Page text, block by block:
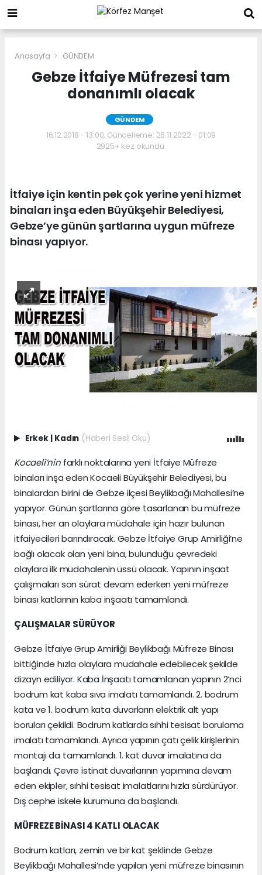
Anasayfa GÜNDEM
Gebze İtfaiye Müfrezesi tam
donanımlı olacak
GÜNDEM
16.12.2018 - 13:00, Güncelleme: 26.11.2022 - 01:09
2925+ kez okundu.
İtfaiye için kentin pek çok yerine yeni hizmet
binaları inşa eden Büyükşehir Belediyesi,
Gebze’ye günün şartlarına uygun müfreze
binası yapıyor.
Erkek | Kadın (Haberi Sesli Oku)
Kocaeli’ninfarklı noktalarına yeni İtfaiye Müfreze
binaları inşa eden Kocaeli Büyükşehir Belediyesi, bu
binalardan birini de Gebze ilçesi Beylikbağı Mahallesi’ne
yapıyor. Günün şartlarına göre tasarlanan bu müfreze
binası, her an olaylara müdahale için hazır bulunan
itfaiyecileri barındıracak. Gebze İtfaiye Grup Amirliği’ne
bağlı olacak olan yeni bina, bulunduğu çevredeki
olaylara ilk müdahalenin üssü olacak. Yapının inşaat
çalışmaları son sürat devam ederken yeni müfreze
binası katlarının kaba inşaatı tamamlandı.
ÇALIŞMALAR SÜRÜYOR
Gebze İtfaiye Grup Amirliği Beylikbağı Müfreze Binası
bittiğinde hızla olaylara müdahale edebilecek şekilde
dizayn ediliyor. Kaba İnşaatı tamamlanan yapının 2’nci
bodrum kat kaba sıva imalatı tamamlandı. 2. bodrum
kata ve 1. bodrum kata duvarların elektrik alt yapı
boruları çekildi. Bodrum katlarda sıhhi tesisat borulama
imalatı tamamlandı. Ayrıca yapının çatı çelik kirişlerinin
montajı da tamamlandı. 1. kat duvar imalatına da
başlandı. Çevre istinat duvarlarının yapımına devam
eden ekipler, sıhhi tesisat imalatlarını hızla sürdürüyor.
Dış cephe iskele kurumuna da başlandı.
MÜFREZE BİNASI 4 KATLI OLACAK
Bodrum katları, zemin ve bir kat şeklinde Gebze
Beylikbağı Mahallesi’nde yapılan yeni müfreze binasının